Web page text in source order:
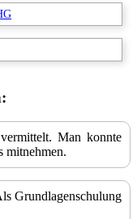
Man konnte
mitnehmen.
Grundlagenschulung